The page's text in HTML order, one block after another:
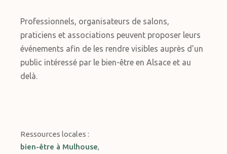
Professionnels, organisateurs de salons,
praticiens et associations peuvent proposer leurs
événements afin de les rendre visibles auprès d’un
public intéressé par le bien-être en Alsace et au
delà.
Ressources locales :
bien-être à Mulhouse,